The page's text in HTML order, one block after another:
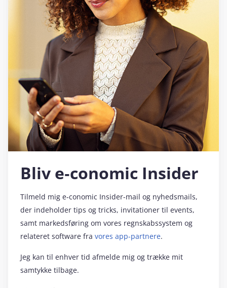
Bliv e‑conomic Insider
Tilmeld mig e‑conomic Insider-mail og nyhedsmails,
der indeholder tips og tricks, invitationer til events,
samt markedsføring om vores regnskabssystem og
relateret software fra vores app-partnere.
Jeg kan til enhver tid afmelde mig og trække mit
samtykke tilbage.